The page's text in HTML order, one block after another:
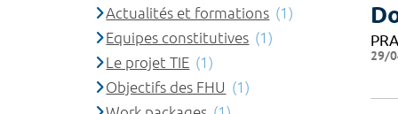
29/
Actualités et formations (1)
Equipes constitutives (1)
Le projet TIE (1)
Objectifs des FHU (1)